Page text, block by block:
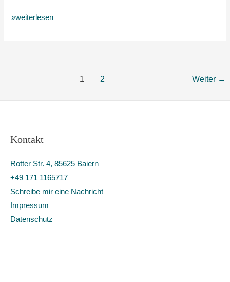
»weiterlesen
1 2 Weiter →
Kontakt
Rotter Str. 4, 85625 Baiern
+49 171 1165717
Schreibe mir eine Nachricht
Impressum
Datenschutz